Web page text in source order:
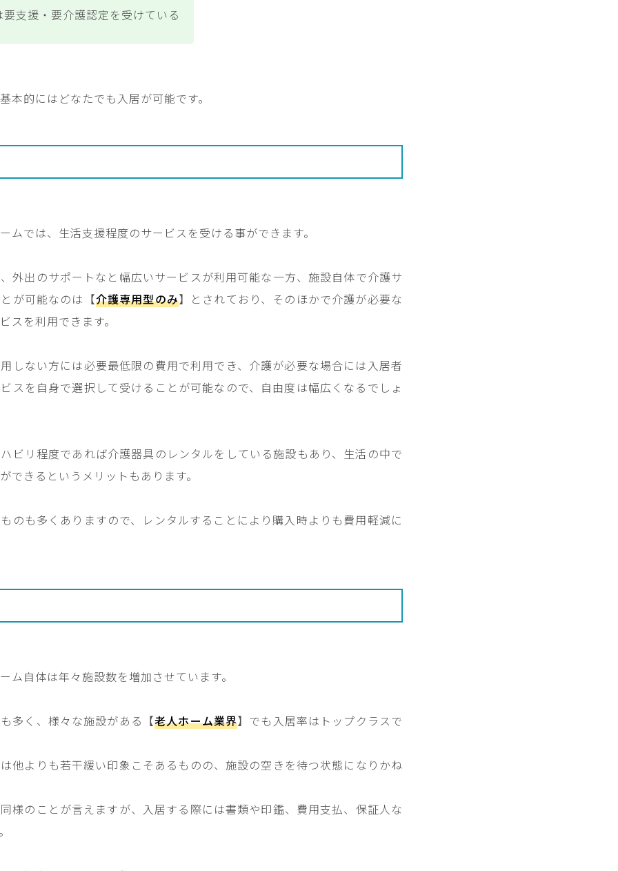
支援・要介護認定を受けている
本的にはどなたでも入居が可能です。
ムでは、生活支援程度のサービスを受ける事ができます。
外出のサポートなと幅広いサービスが利用可能な一方、施設自体で介護サ
が可能なのは【介護専用型のみ】とされており、そのほかで介護が必要な
スを利用できます。
しない方には必要最低限の費用で利用でき、介護が必要な場合には入居者
スを自身で選択して受けることが可能なので、自由度は幅広くなるでしょ
ビリ程度であれば介護器具のレンタルをしている施設もあり、生活の中で
できるというメリットもあります。
のも多くありますので、レンタルすることにより購入時よりも費用軽減に
ム自体は年々施設数を増加させています。
多く、様々な施設がある【老人ホーム業界】でも入居率はトップクラスで
他よりも若干緩い印象こそあるものの、施設の空きを待つ状態になりかね
様のことが言えますが、入居する際には書類や印鑑、費用支払、保証人な